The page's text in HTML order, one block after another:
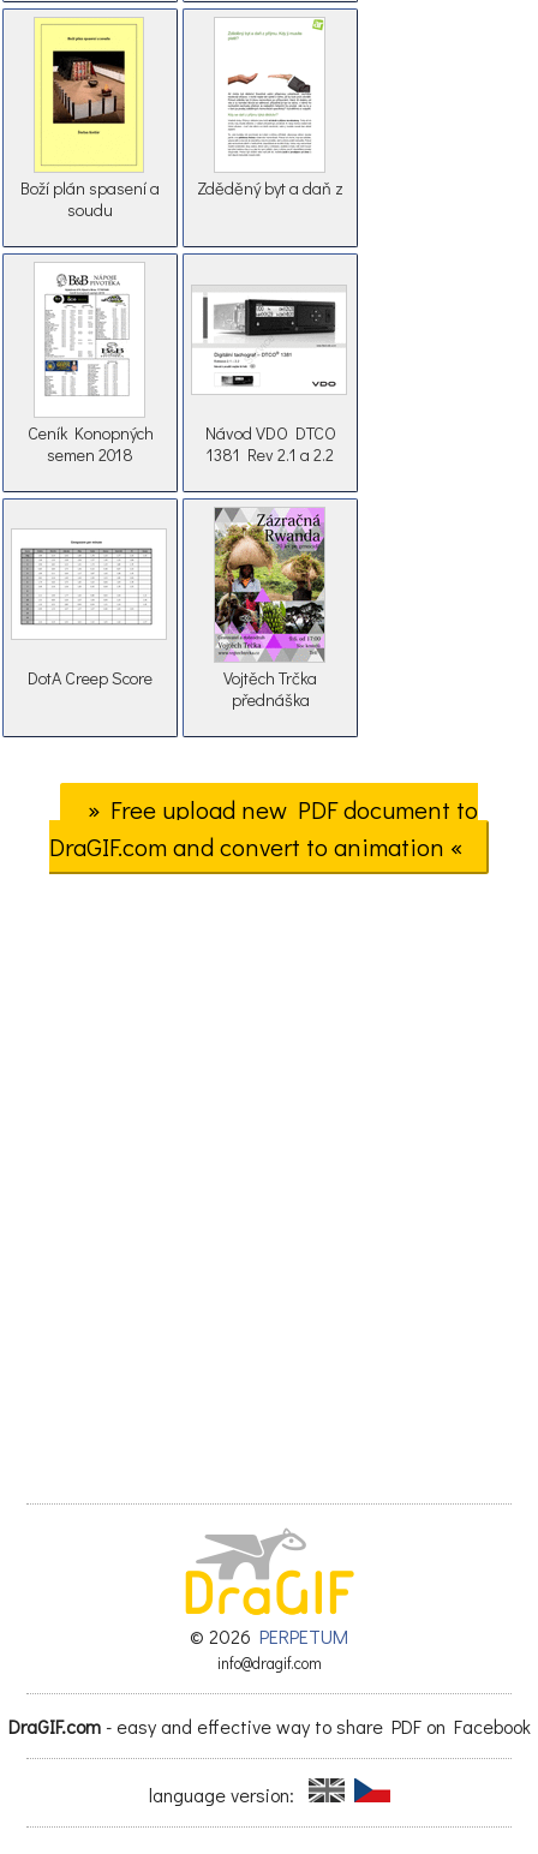
Boží plán spasení a
soudu
Zděděný byt a daň z
Ceník Konopných
semen 2018
Návod VDO DTCO
1381 Rev 2.1 a 2.2
DotA Creep Score
Vojtěch Trčka
přednáška
» Free upload new PDF document to
DraGIF.com and convert to animation «
© 2026 PERPETUM
info@dragif.com
DraGIF.com- easy and effective way to share PDF on Facebook
language version: